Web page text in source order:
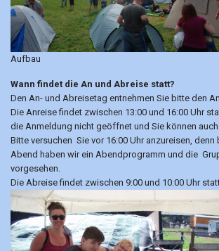
Aufbau
Wann findet die An und Abreise statt?
Den An- und Abreisetag entnehmen Sie bitte den
Die Anreise findet zwischen 13:00 und 16:00 Uhr
die Anmeldung nicht geöffnet und Sie können
Bitte versuchen Sie vor 16:00 Uhr anzureisen, denn
Abend haben wir ein Abendprogramm und die
vorgesehen.
Die Abreise findet zwischen 9:00 und 10:00 Uhr